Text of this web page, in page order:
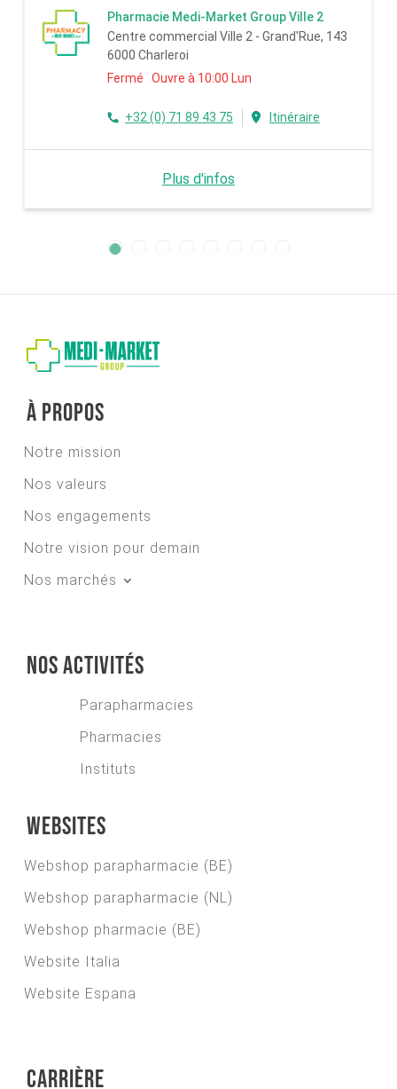
Pharmacie Medi-Market Group Ville 2
Centre commercial Ville 2 - Grand'Rue, 143
6000 Charleroi
Fermé Ouvre à 10:00 Lun
+32 (0) 71 89 43 75 Itinéraire
Plus d'infos
À propos
Notre mission
Nos valeurs
Nos engagements
Notre vision pour demain
Nos marchés
Nos activités
Parapharmacies
Pharmacies
Instituts
Websites
Webshop parapharmacie (BE)
Webshop parapharmacie (NL)
Webshop pharmacie (BE)
Website Italia
Website Espana
Carrière